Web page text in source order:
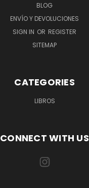
BLOG
ENVÍO Y DEVOLUCIONES
SIGN IN OR REGISTER
SITEMAP
CATEGORIES
LIBROS
CONNECT WITH US